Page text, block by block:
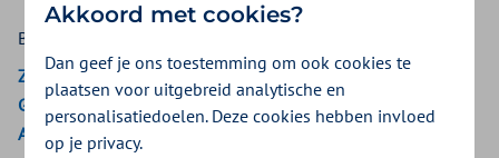
Bekijk de vergoedingen van:
Zilveren Kruis
Gemeenten Optimaal
Aon Vitaal
Akkoord met cookies?
Dan geef je ons toestemming om ook cookies te
plaatsen voor uitgebreid analytische en
personalisatiedoelen. Deze cookies hebben invloed
op je privacy.